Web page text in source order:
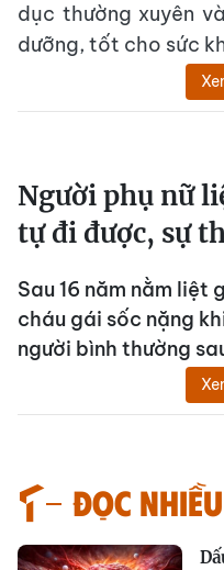
dục thường xuyên
dưỡng, tốt cho sức
Người phụ nữ
tự đi được, sự
Sau 16 năm nằm liệt
cháu gái sốc nặng
người bình thường
Đọc